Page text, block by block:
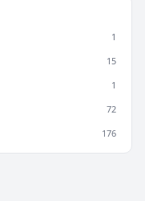
1
15
1
72
176